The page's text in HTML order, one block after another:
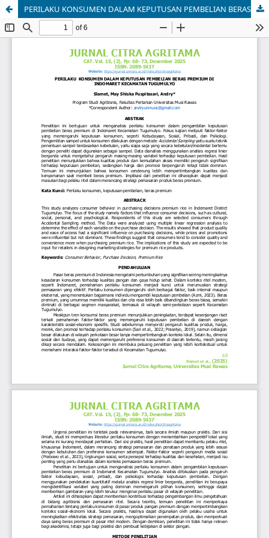
PERILAKU KONSUMEN DALAM KEPUTUSAN PEMBELIAN BERAS PREMIUM DI INDOMARET KECAMATAN TUGUMULYO